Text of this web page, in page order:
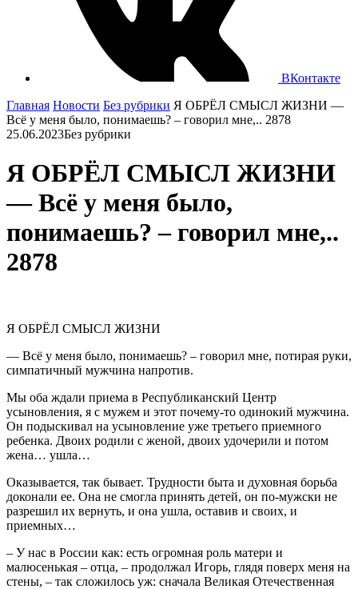
ВКонтакте
Главная Новости Без рубрики Я ОБРЁЛ СМЫСЛ ЖИЗНИ —
Всё у меня было, понимаешь? – говорил мне,.. 2878
25.06.2023Без рубрики
Я ОБРЁЛ СМЫСЛ ЖИЗНИ
— Всё у меня было,
понимаешь? – говорил мне,..
2878
Я ОБРЁЛ СМЫСЛ ЖИЗНИ
— Всё у меня было, понимаешь? – говорил мне, потирая руки,
симпатичный мужчина напротив.
Мы оба ждали приема в Республиканский Центр
усыновления, я с мужем и этот почему-то одинокий мужчина.
Он подыскивал на усыновление уже третьего приемного
ребенка. Двоих родили с женой, двоих удочерили и потом
жена… ушла…
Оказывается, так бывает. Трудности быта и духовная борьба
доконали ее. Она не смогла принять детей, он по-мужски не
разрешил их вернуть, и она ушла, оставив и своих, и
приемных…
– У нас в России как: есть огромная роль матери и
малюсенькая – отца, – продолжал Игорь, глядя поверх меня на
стены, – так сложилось уж: сначала Великая Отечественная